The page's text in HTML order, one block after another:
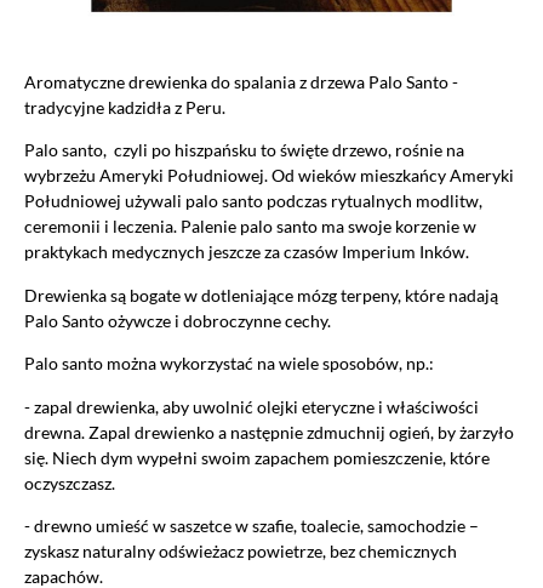
Aromatyczne drewienka do spalania z drzewa Palo Santo -
tradycyjne kadzidła z Peru.
Palo santo, czyli po hiszpańsku to święte drzewo, rośnie na
wybrzeżu Ameryki Południowej. Od wieków mieszkańcy Ameryki
Południowej używali palo santo podczas rytualnych modlitw,
ceremonii i leczenia. Palenie palo santo ma swoje korzenie w
praktykach medycznych jeszcze za czasów Imperium Inków.
Drewienka są bogate w dotleniające mózg terpeny, które nadają
Palo Santo ożywcze i dobroczynne cechy.
Palo santo można wykorzystać na wiele sposobów, np.:
- zapal drewienka, aby uwolnić olejki eteryczne i właściwości
drewna. Zapal drewienko a następnie zdmuchnij ogień, by żarzyło
się. Niech dym wypełni swoim zapachem pomieszczenie, które
oczyszczasz.
- drewno umieść w saszetce w szafie, toalecie, samochodzie –
zyskasz naturalny odświeżacz powietrze, bez chemicznych
zapachów.